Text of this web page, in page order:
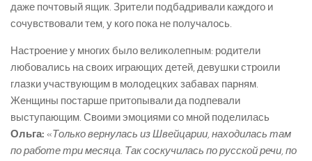
даже почтовый ящик. Зрители подбадривали каждого и
сочувствовали тем, у кого пока не получалось.
Настроение у многих было великолепным: родители
любовались на своих играющих детей, девушки строили
глазки участвующим в молодецких забавах парням.
Женщины постарше притопывали да подпевали
выступающим. Своими эмоциями со мной поделилась
Ольга: «Только вернулась из Швейцарии, находилась там
по работе три месяца. Так соскучилась по русской речи, по